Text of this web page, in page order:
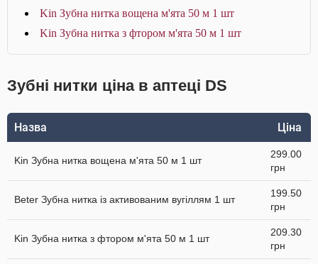
Kin Зубна нитка вощена м'ята 50 м 1 шт
Kin Зубна нитка з фтором м'ята 50 м 1 шт
Зубні нитки ціна в аптеці DS
Назва Ціна
Kin Зубна нитка вощена м'ята 50 м 1 шт
299.00
грн
Beter Зубна нитка із активованим вугіллям 1 шт
199.50
грн
Kin Зубна нитка з фтором м'ята 50 м 1 шт
209.30
грн